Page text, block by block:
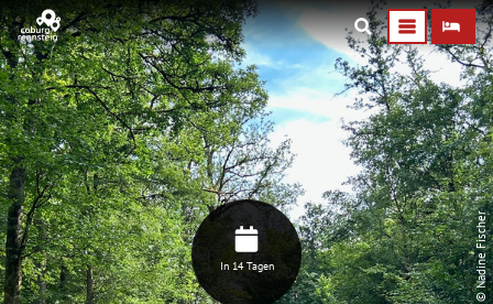
© Nadine Fischer
In 14 Tagen